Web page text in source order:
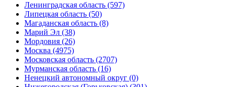
Ленинградская область (597)
Липецкая область (50)
Магаданская область (8)
Марий Эл (38)
Мордовия (26)
Москва (4975)
Московская область (2707)
Мурманская область (16)
Ненецкий автономный округ (0)